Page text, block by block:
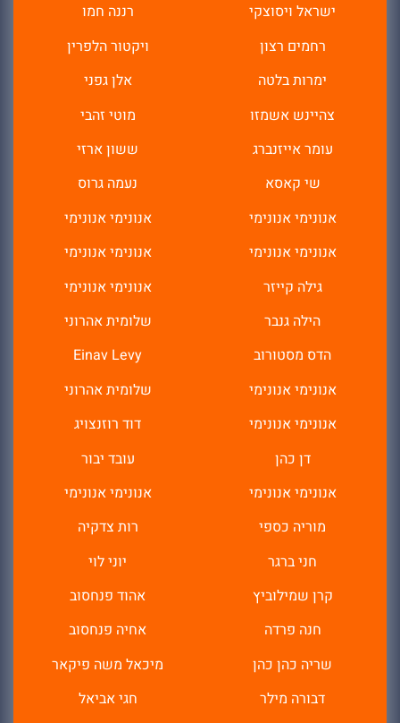
ישראל ויסוצקי
רחמים רצון
ימרות בלטה
צהיינש אשמזו
עומר אייזנברג
שי קאסא
אנונימי אנונימי
אנונימי אנונימי
גילה קייזר
הילה גנבר
הדס מסטורוב
אנונימי אנונימי
אנונימי אנונימי
דן כהן
אנונימי אנונימי
מוריה כספי
חני ברגר
קרן שמילוביץ
חנה פרדה
שריה כהן כהן
דבורה מילר
רננה חמו
ויקטור הלפרין
אלן גפני
מוטי זהבי
ששון ארזי
נעמה גרוס
אנונימי אנונימי
אנונימי אנונימי
אנונימי אנונימי
שלומית אהרוני
Einav Levy
שלומית אהרוני
דוד רוזנצויג
עובד יבור
אנונימי אנונימי
רות צדקיה
יוני לוי
אהוד פנחסוב
אחיה פנחסוב
מיכאל משה פיקאר
חגי אביאל